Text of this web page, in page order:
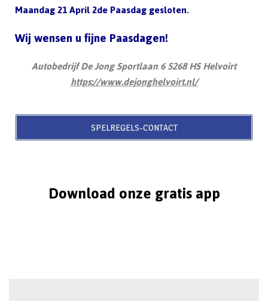
Maandag 21 April 2de Paasdag gesloten.
Wij wensen u fijne Paasdagen!
Autobedrijf De Jong Sportlaan 6 5268 HS Helvoirt
https://www.dejonghelvoirt.nl/
SPELREGELS-CONTACT
Download onze gratis app